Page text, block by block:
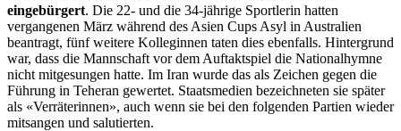
eingebürgert. Die 22- und die 34-jährige Sportlerin hatten
vergangenen März während des Asien Cups Asyl in Australien
beantragt, fünf weitere Kolleginnen taten dies ebenfalls. Hintergrund
war, dass die Mannschaft vor dem Auftaktspiel die Nationalhymne
nicht mitgesungen hatte. Im Iran wurde das als Zeichen gegen die
Führung in Teheran gewertet. Staatsmedien bezeichneten sie später
als «Verräterinnen», auch wenn sie bei den folgenden Partien wieder
mitsangen und salutierten.